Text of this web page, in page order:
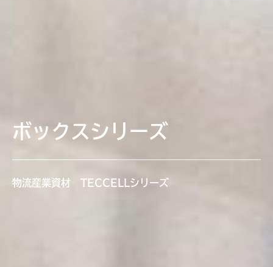
ボックスシリーズ
物流産業資材 TECCELLシリーズ